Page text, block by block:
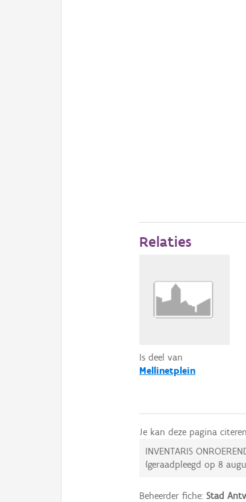
Relaties
Is deel van
Mellinetplein
Je kan deze pagina
INVENTARIS
(geraadpleegd op8
Beheerder fiche:Stad